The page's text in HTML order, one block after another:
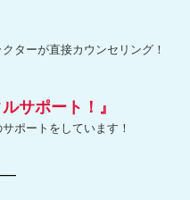
ターが直接カウンセリング！
サポート！』
ポートをしています！